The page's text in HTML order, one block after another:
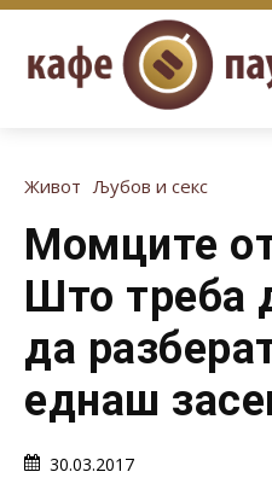
Живот Љубов и секс
Момците
Што треба
да
еднаш
30.03.2017